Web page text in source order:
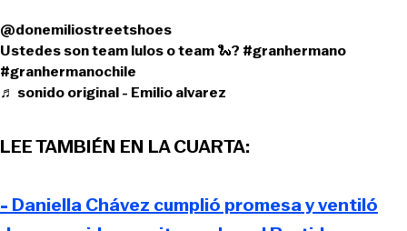
@donemiliostreetshoes
Ustedes son team lulos o team 🐍? #granhermano
#granhermanochile
♬ sonido original - Emilio alvarez
LEE TAMBIÉN EN LA CUARTA:
- Daniella Chávez cumplió promesa y ventiló